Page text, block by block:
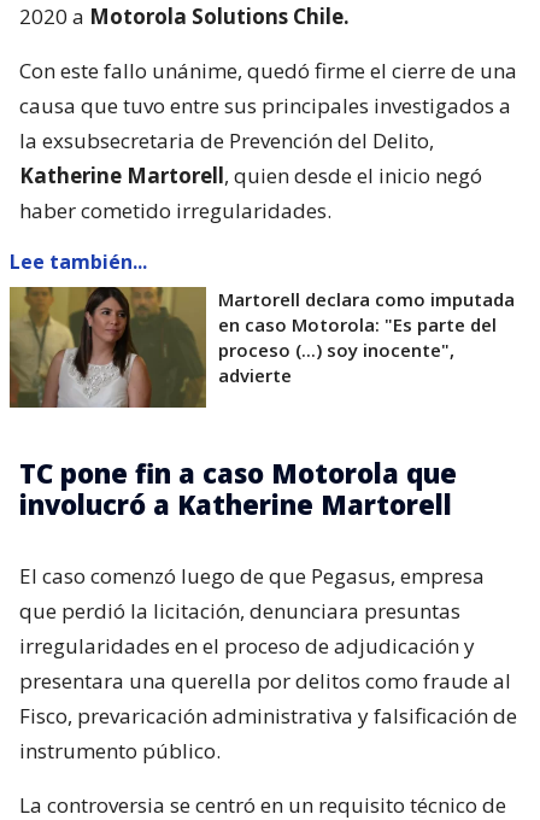
2020 a Motorola Solutions Chile.
Con este fallo unánime, quedó firme el cierre de una
causa que tuvo entre sus principales investigados a
la exsubsecretaria de Prevención del Delito,
Katherine Martorell, quien desde el inicio negó
haber cometido irregularidades.
Lee también...
Martorell declara como imputada
en caso Motorola: "Es parte del
proceso (...) soy inocente",
advierte
TC pone fin a caso Motorola que
involucró a Katherine Martorell
El caso comenzó luego de que Pegasus, empresa
que perdió la licitación, denunciara presuntas
irregularidades en el proceso de adjudicación y
presentara una querella por delitos como fraude al
Fisco, prevaricación administrativa y falsificación de
instrumento público.
La controversia se centró en un requisito técnico de